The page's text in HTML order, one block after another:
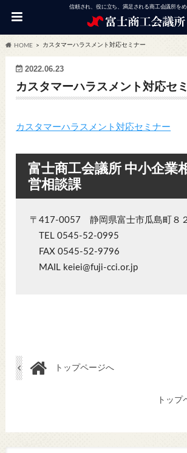
信頼され、役に立ち、満足される商工会議所を
HOME カスタマーハラスメント対応セミナー
2022.06.23
カスタマーハラスメント対応セ
カスタマーハラスメント対応セミナー
富士商工会議所 中小企業
営相談課
〒417-0057 静岡県富士市瓜島町８
TEL 0545-52-0995
FAX 0545-52-9796
MAIL keiei@fuji-cci.or.jp
トップページへ
トップ